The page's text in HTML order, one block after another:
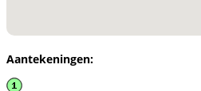
Aantekeningen: